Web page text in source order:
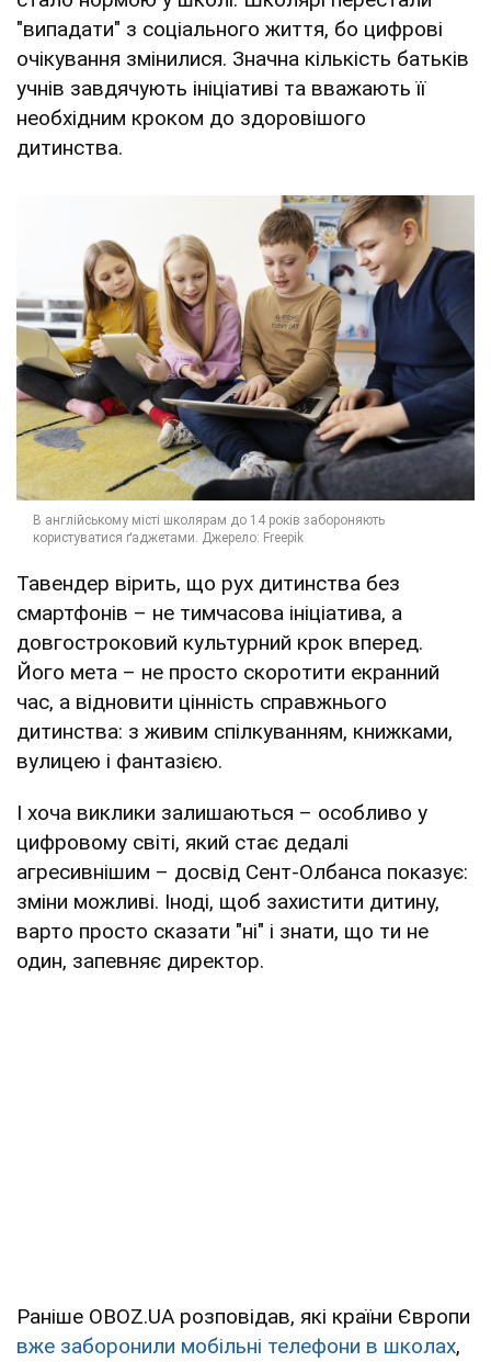
"випадати" з соціального життя, бо цифрові
очікування змінилися. Значна кількість батьків
учнів завдячують ініціативі та вважають її
необхідним кроком до здоровішого
дитинства.
Тавендер вірить, що рух дитинства без
смартфонів – не тимчасова ініціатива, а
довгостроковий культурний крок вперед.
Його мета – не просто скоротити екранний
час, а відновити цінність справжнього
дитинства: з живим спілкуванням, книжками,
вулицею і фантазією.
І хоча виклики залишаються – особливо у
цифровому світі, який стає дедалі
агресивнішим – досвід Сент-Олбанса показує:
зміни можливі. Іноді, щоб захистити дитину,
варто просто сказати "ні" і знати, що ти не
один, запевняє директор.
Раніше OBOZ.UA розповідав, які країни Європи
вже заборонили мобільні телефони в школах,